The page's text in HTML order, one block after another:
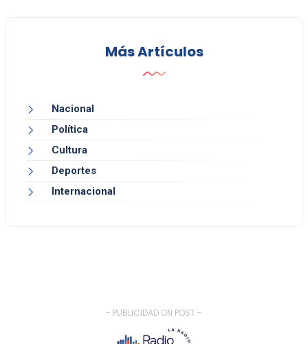
Más Artículos
Nacional
Política
Cultura
Deportes
Internacional
- PUBLICIDAD ON POST -